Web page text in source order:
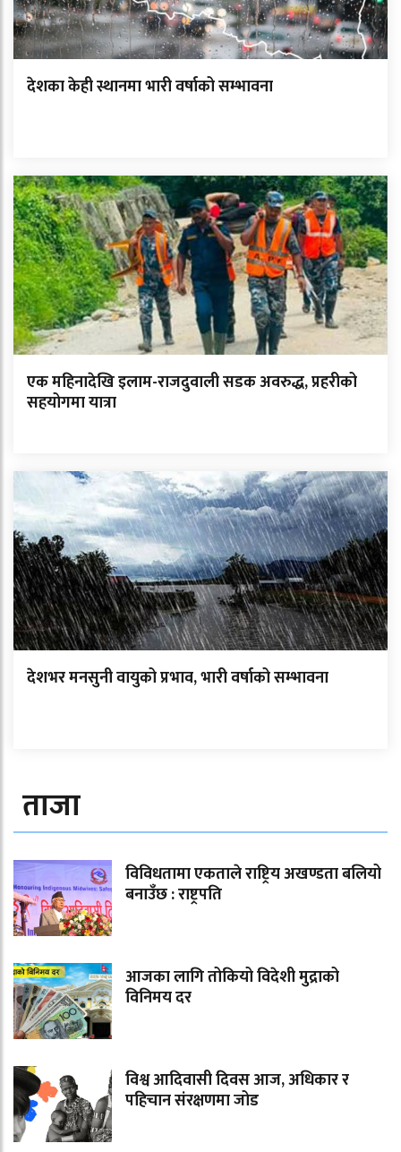
देशका केही स्थानमा भारी वर्षाको सम्भावना
एक महिनादेखि इलाम-राजदुवाली सडक अवरुद्ध, प्रहरीको
सहयोगमा यात्रा
देशभर मनसुनी वायुको प्रभाव, भारी वर्षाको सम्भावना
ताजा
विविधतामा एकताले राष्ट्रिय अखण्डता बलियो
बनाउँछ : राष्ट्रपति
आजका लागि तोकियो विदेशी मुद्राको
विनिमय दर
विश्व आदिवासी दिवस आज, अधिकार र
पहिचान संरक्षणमा जोड